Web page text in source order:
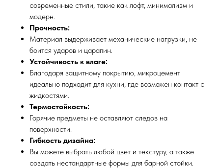
современные стили, такие как лофт, минимализм и
модерн.
Прочность:
Материал выдерживает механические нагрузки, не
боится ударов и царапин.
Устойчивость к влаге:
Благодаря защитному покрытию, микроцемент
идеально подходит для кухни, где возможен контакт с
жидкостями.
Термостойкость:
Горячие предметы не оставляют следов на
поверхности.
Гибкость дизайна:
Вы можете выбрать любой цвет и текстуру, а также
создать нестандартные формы для барной стойки.